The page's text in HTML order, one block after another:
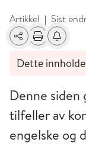
Artikkel | Sist
Del Skriv utFå varsel
Dette
Denne siden
tilfeller av
engelske og